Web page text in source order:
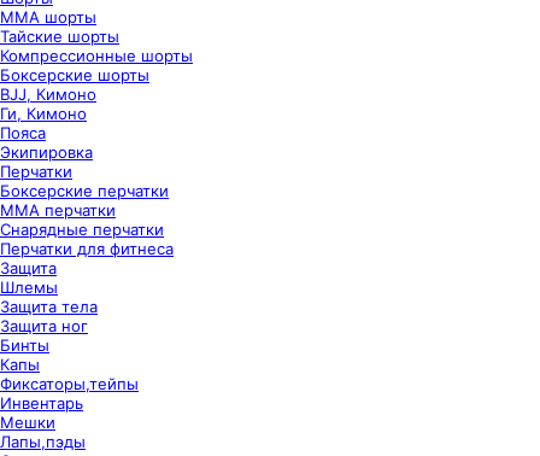
ММА шорты
Тайские шорты
Компрессионные шорты
Боксерские шорты
BJJ, Кимоно
Ги, Кимоно
Пояса
Экипировка
Перчатки
Боксерские перчатки
ММА перчатки
Снарядные перчатки
Перчатки для фитнеса
Защита
Шлемы
Защита тела
Защита ног
Бинты
Капы
Фиксаторы,тейпы
Инвентарь
Мешки
Лапы,пэды